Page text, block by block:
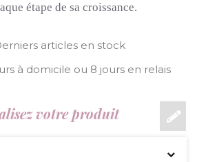
étape de sa croissance.
articles en stock
à domicile ou 8 jours en relais
votre produit